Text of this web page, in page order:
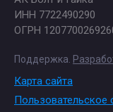
ИНН 7722490290
ОГРН
Поддержка.
Карта сайта
Пользовательское